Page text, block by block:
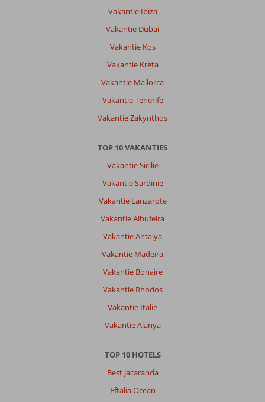
Vakantie Ibiza
Vakantie Dubai
Vakantie Kos
Vakantie Kreta
Vakantie Mallorca
Vakantie Tenerife
Vakantie Zakynthos
TOP 10 VAKANTIES
Vakantie Sicilië
Vakantie Sardinië
Vakantie Lanzarote
Vakantie Albufeira
Vakantie Antalya
Vakantie Madeira
Vakantie Bonaire
Vakantie Rhodos
Vakantie Italië
Vakantie Alanya
TOP 10 HOTELS
Best Jacaranda
Eftalia Ocean